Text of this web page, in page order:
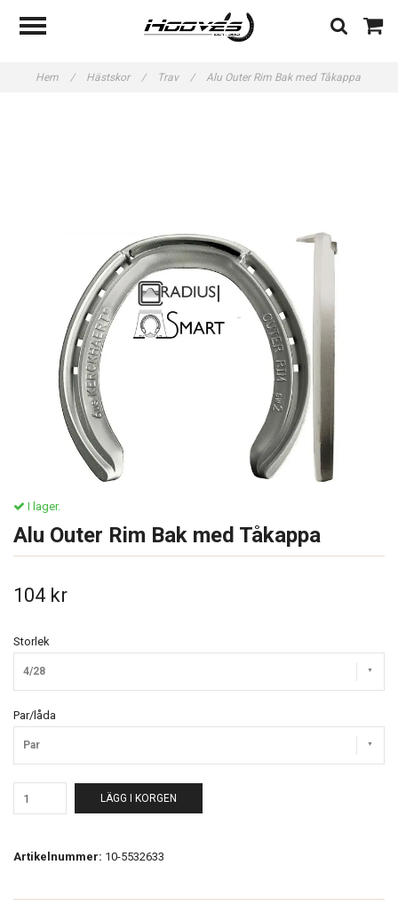
Hem / Hästskor / Trav / Alu Outer Rim Bak med Tåkappa
I lager.
Alu Outer Rim Bak med Tåkappa
104 kr
Storlek
4/28
Par/låda
Par
LÄGG I KORGEN
Artikelnummer: 10-5532633